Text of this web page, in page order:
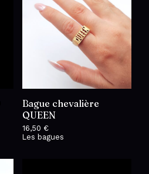
Bague chevalière
QUEEN
16,50 €
Les bagues